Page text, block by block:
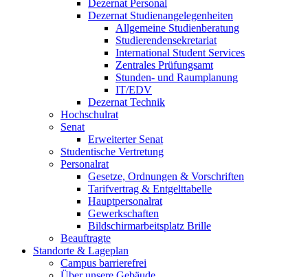
Dezernat Personal
Dezernat Studienangelegenheiten
Allgemeine Studienberatung
Studierendensekretariat
International Student Services
Zentrales Prüfungsamt
Stunden- und Raumplanung
IT/EDV
Dezernat Technik
Hochschulrat
Senat
Erweiterter Senat
Studentische Vertretung
Personalrat
Gesetze, Ordnungen & Vorschriften
Tarifvertrag & Entgelttabelle
Hauptpersonalrat
Gewerkschaften
Bildschirmarbeitsplatz Brille
Beauftragte
Standorte & Lageplan
Campus barrierefrei